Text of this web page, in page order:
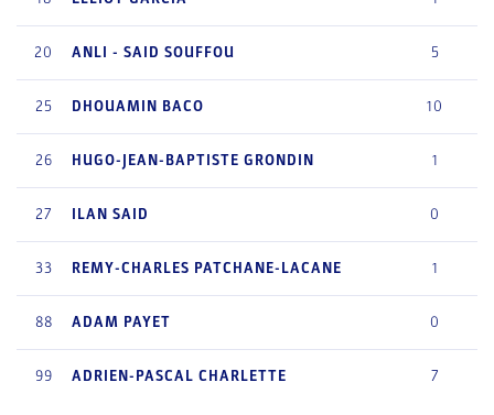
20 ANLI - SAID SOUFFOU 5
25 DHOUAMIN BACO 10
26 HUGO-JEAN-BAPTISTE GRONDIN 1
27 ILAN SAID 0
33 REMY-CHARLES PATCHANE-LACANE 1
88 ADAM PAYET 0
99 ADRIEN-PASCAL CHARLETTE 7